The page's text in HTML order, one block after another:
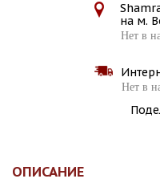
на м.
Нет в
Нет в
ОПИСАНИЕ